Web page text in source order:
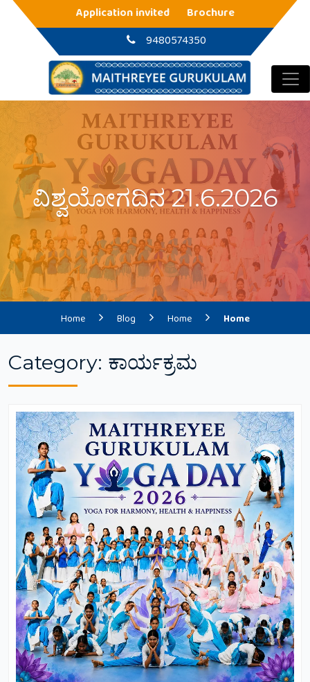
Main Navigation
Application invited
Brochure
9480574350
ವಿಶ್ವಯೋಗದಿನ 21.6.2026
Home Blog Home Home
Category: ಕಾರ್ಯಕ್ರಮ